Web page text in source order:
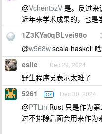
@VchentozV 是。反过来
近年来学术成果的，也是
1Z3KYa0qBLvei98o
@w568w scala haskell
esile Dec 29, 2024
野生程序员表示太难了
5261 OP Dec 30, 2024
@PTLin Rust 只是作为
过不排除后面会用来作为